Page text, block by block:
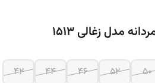
مدل زغالی 1513
50
52
46
44
42